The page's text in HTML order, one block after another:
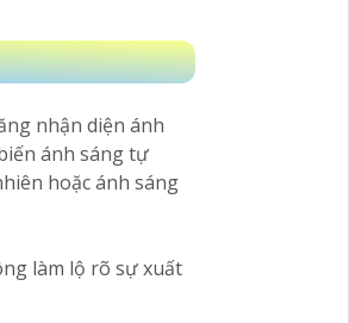
nhận diện ánh
ánh sáng tự
hoặc ánh sáng
làm lộ rõ sự xuất